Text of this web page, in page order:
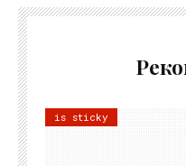
is sticky